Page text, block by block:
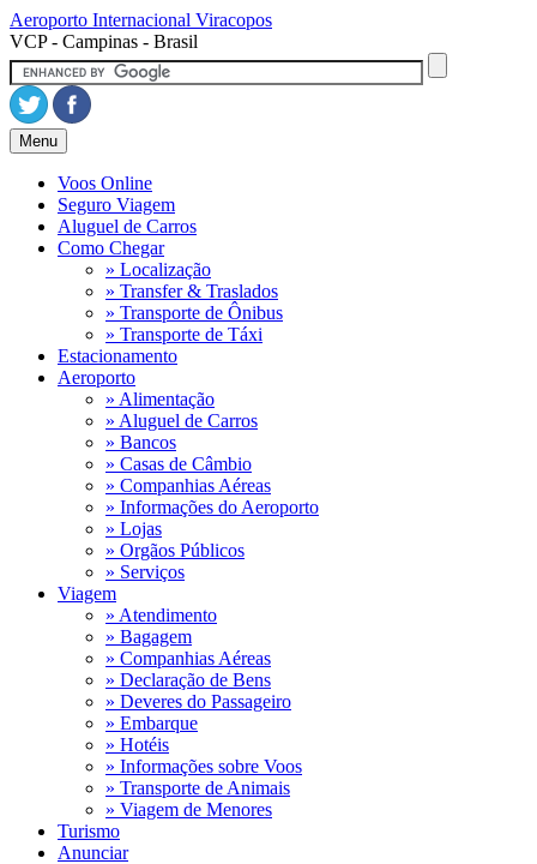
Aeroporto Internacional Viracopos
VCP - Campinas - Brasil
Menu
Voos Online
Seguro Viagem
Aluguel de Carros
Como Chegar
» Localização
» Transfer & Traslados
» Transporte de Ônibus
» Transporte de Táxi
Estacionamento
Aeroporto
» Alimentação
» Aluguel de Carros
» Bancos
» Casas de Câmbio
» Companhias Aéreas
» Informações do Aeroporto
» Lojas
» Orgãos Públicos
» Serviços
Viagem
» Atendimento
» Bagagem
» Companhias Aéreas
» Declaração de Bens
» Deveres do Passageiro
» Embarque
» Hotéis
» Informações sobre Voos
» Transporte de Animais
» Viagem de Menores
Turismo
Anunciar